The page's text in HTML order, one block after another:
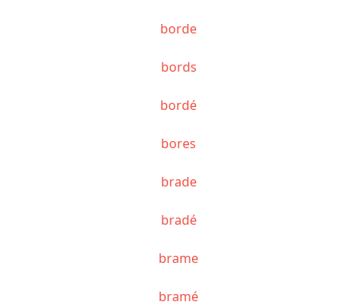
borde
bords
bordé
bores
brade
bradé
brame
bramé